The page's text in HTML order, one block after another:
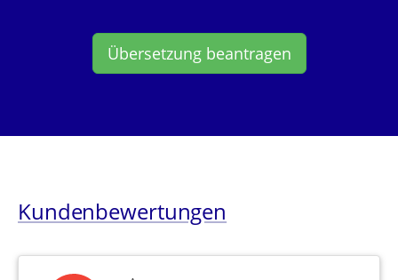
Übersetzung beantragen
Kundenbewertungen